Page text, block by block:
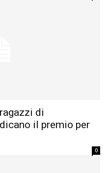
di
il premio per
0